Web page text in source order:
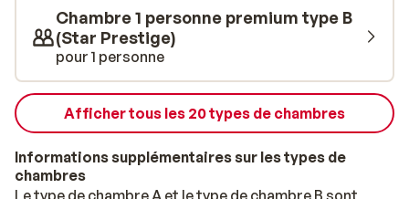
pas un massage relaxant. Si vous voulez rester actif
pendant votre séjour, l'hôtel dispose de diverses
options sportives telles que le basket-ball, le tennis ou
le beach-volley. Vous pourrez également louez un vélo
et explorez la région! Les plus petits s'amuseront
également à l'aire de jeux et au club (mini et enfants).
d'animation organise des activités amusantes pour
eux. Ici vous profiterez d'une bonne restauration et de
Chambre 1 personne premium type B
(Star Prestige)
pour 1 personne
Afficher tous les 20 types de chambres
Informations supplémentaires sur les types de
chambres